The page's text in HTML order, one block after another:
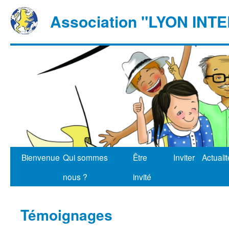
Association "LYON
Bienvenue Qui sommes
nous ?
Être
invité
Inviter
Témoignages